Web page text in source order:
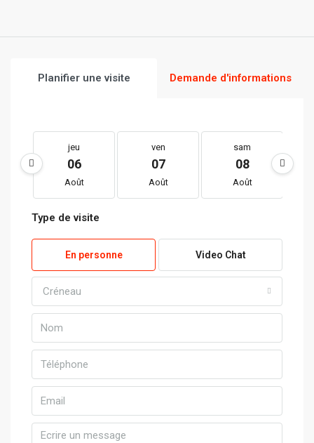
Planifier une visite Demande d'informations
jeu
06
Août
ven
07
Août
sam
08
Août
Type de visite
En personne Video Chat
Créneau